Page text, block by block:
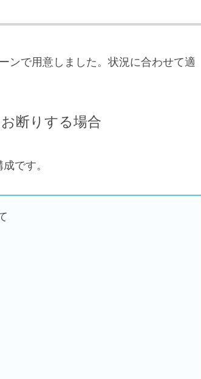
ンで用意しました。状況に合わせて適
断りする場合
です。